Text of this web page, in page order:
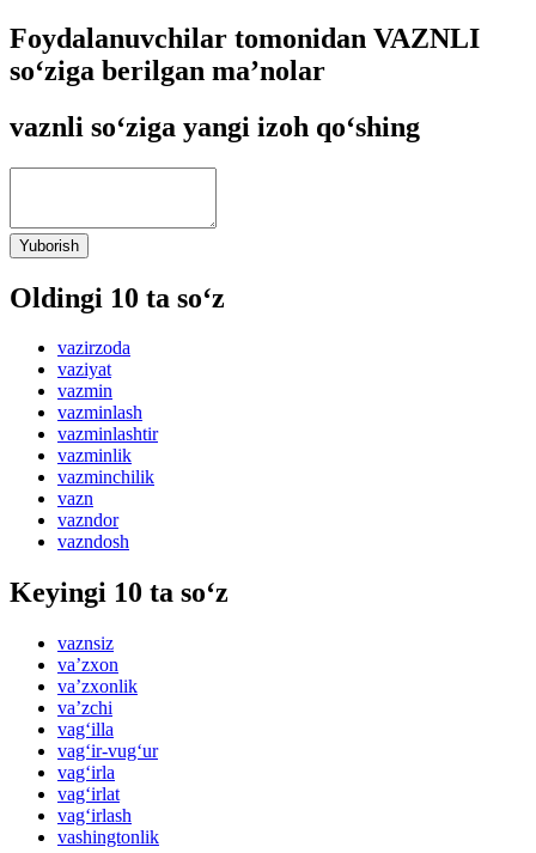
Foydalanuvchilar tomonidan VAZNLI
so‘ziga berilgan ma’nolar
vaznli so‘ziga yangi izoh qo‘shing
Yuborish
Oldingi 10 ta so‘z
vazirzoda
vaziyat
vazmin
vazminlash
vazminlashtir
vazminlik
vazminchilik
vazn
vazndor
vazndosh
Keyingi 10 ta so‘z
vaznsiz
vaʼzxon
vaʼzxonlik
vaʼzchi
vag‘illa
vag‘ir-vug‘ur
vag‘irla
vag‘irlat
vag‘irlash
vashingtonlik